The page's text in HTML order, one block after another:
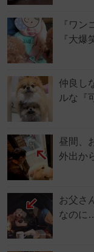
『ワ
『大
仲良し
ルな『
昼間、
外出か
お父さ
なのに